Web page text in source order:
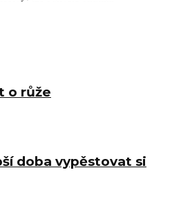
o růže
doba vypěstovat si